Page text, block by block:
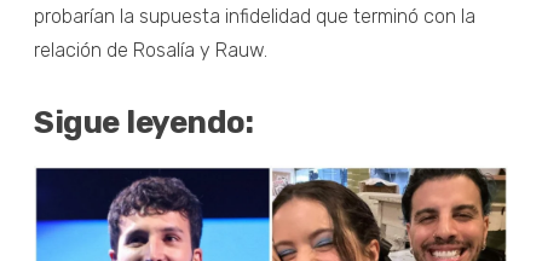
probarían la supuesta infidelidad que terminó con la
relación de Rosalía y Rauw.
Sigue leyendo: